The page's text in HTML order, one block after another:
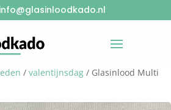
info@glasinloodkado.nl
/ valentijnsdag / Glasinlood Multi